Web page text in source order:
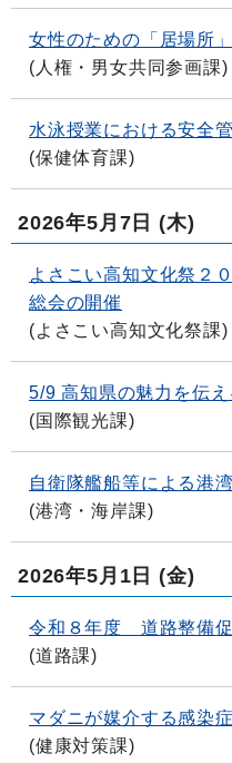
女性のための「居場所
( 人権・男女共同参画課)
水泳授業における安全
(保健体育課)
2026年5月7日 (木)
よさこい高知文化祭２
総会の開催
(よさこい高知文化祭課)
5/9 高知県の魅力を伝
(国際観光課)
自衛隊艦船等による港
(港湾・海岸課)
2026年5月1日 (金)
令和８年度 道路整備
(道路課)
マダニが媒介する感染
(健康対策課)